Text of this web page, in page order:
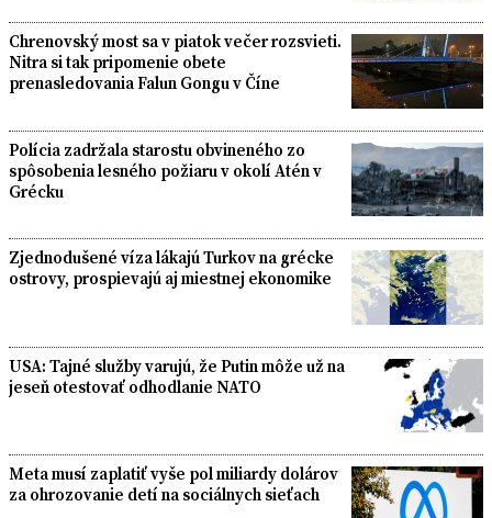
Chrenovský most sa v piatok večer rozsvieti.
Nitra si tak pripomenie obete
prenasledovania Falun Gongu v Číne
Polícia zadržala starostu obvineného zo
spôsobenia lesného požiaru v okolí Atén v
Grécku
Zjednodušené víza lákajú Turkov na grécke
ostrovy, prospievajú aj miestnej ekonomike
USA: Tajné služby varujú, že Putin môže už na
jeseň otestovať odhodlanie NATO
Meta musí zaplatiť vyše pol miliardy dolárov
za ohrozovanie detí na sociálnych sieťach